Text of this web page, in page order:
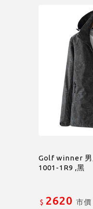
Golf winner 男
1001-1R9 ,黑
$ 2620 市價